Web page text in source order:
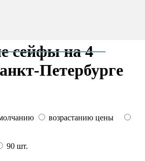
сейфы на 4
Петербурге
возрастанию цены
90 шт.